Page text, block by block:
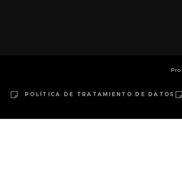
POLÍTICA DE TRATAMIENTO DE DATOS